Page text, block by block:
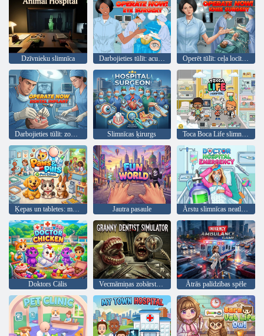
Dzīvnieku slimnīca Darbojieties tūlīt: acu ķirurģija Operēt tūlīt: ceļa locītavas ķirurģija
Slimnīcas ķirurgs
Ķepas un tabletes: mājdzīvnieku klīnika Jautra pasaule Ārstu slimnīcas neatliekamā palīdzība
Doktors Cālis Vecmāmiņas zobārsta simulators Ātrās palīdzības spēle